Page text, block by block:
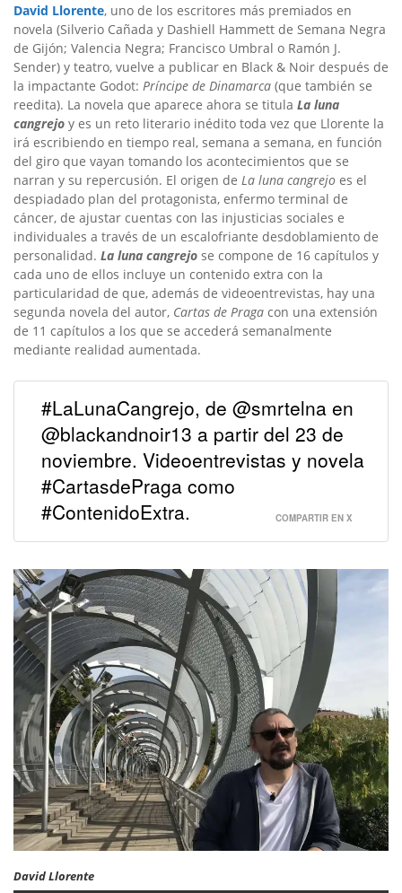
David Llorente, uno de los escritores más premiados en
novela (Silverio Cañada y Dashiell Hammett de Semana Negra
de Gijón; Valencia Negra; Francisco Umbral o Ramón J.
Sender) y teatro, vuelve a publicar en Black & Noir después de
la impactante Godot: Príncipe de Dinamarca (que también se
reedita). La novela que aparece ahora se titula La luna
cangrejo y es un reto literario inédito toda vez que Llorente la
irá escribiendo en tiempo real, semana a semana, en función
del giro que vayan tomando los acontecimientos que se
narran y su repercusión. El origen de La luna cangrejo es el
despiadado plan del protagonista, enfermo terminal de
cáncer, de ajustar cuentas con las injusticias sociales e
individuales a través de un escalofriante desdoblamiento de
personalidad. La luna cangrejo se compone de 16 capítulos y
cada uno de ellos incluye un contenido extra con la
particularidad de que, además de videoentrevistas, hay una
segunda novela del autor, Cartas de Praga con una extensión
de 11 capítulos a los que se accederá semanalmente
mediante realidad aumentada.
#LaLunaCangrejo, de @smrtelna en
@blackandnoir13 a partir del 23 de
noviembre. Videoentrevistas y novela
#CartasdePraga como
#ContenidoExtra.
COMPARTIR EN X
David Llorente